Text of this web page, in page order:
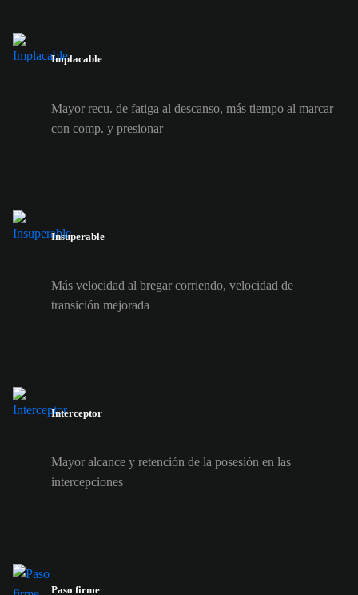
Implacable
Mayor recu. de fatiga al descanso, más tiempo al marcar
con comp. y presionar
Insuperable
Más velocidad al bregar corriendo, velocidad de
transición mejorada
Interceptor
Mayor alcance y retención de la posesión en las
intercepciones
Paso firme